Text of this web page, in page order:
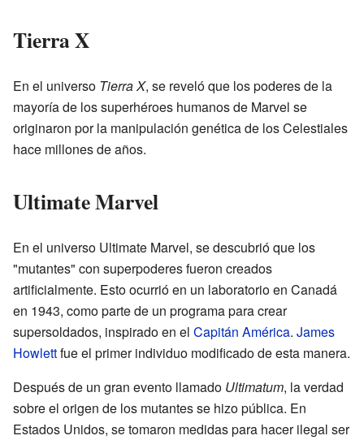
Tierra X
En el universo Tierra X, se reveló que los poderes de la
mayoría de los superhéroes humanos de Marvel se
originaron por la manipulación genética de los Celestiales
hace millones de años.
Ultimate Marvel
En el universo Ultimate Marvel, se descubrió que los
"mutantes" con superpoderes fueron creados
artificialmente. Esto ocurrió en un laboratorio en Canadá
en 1943, como parte de un programa para crear
supersoldados, inspirado en el Capitán América. James
Howlettfue el primer individuo modificado de esta manera.
Después de un gran evento llamado Ultimatum, la verdad
sobre el origen de los mutantes se hizo pública. En
Estados Unidos, se tomaron medidas para hacer ilegal ser